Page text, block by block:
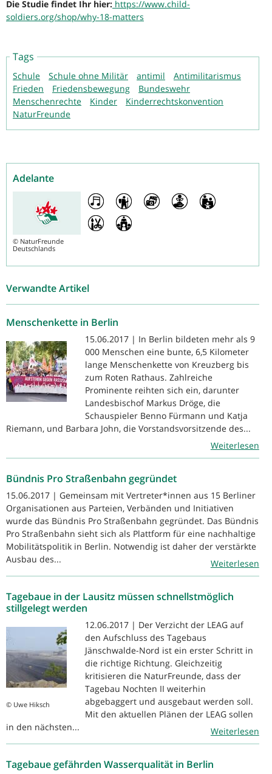
Die Studie findet Ihr hier: https://www.child-
soldiers.org/shop/why-18-matters
Tags
Schule Schule ohne Militär antimil
Antimilitarismus
Frieden
Friedensbewegung
Bundeswehr
Menschenrechte
Kinder
Kinderrechtskonvention
NaturFreunde
Adelante
© NaturFreunde
Deutschlands
Verwandte Artikel
Menschenkette in Berlin
15.06.2017 | In Berlin bildeten mehr als 9
000 Menschen eine bunte, 6,5 Kilometer
lange Menschenkette von Kreuzberg bis
zum Roten Rathaus. Zahlreiche
Prominente reihten sich ein, darunter
Landesbischof Markus Dröge, die
Schauspieler Benno Fürmann und Katja
Riemann, und Barbara John, die Vorstandsvorsitzende des...
Weiterlesen
Bündnis Pro Straßenbahn gegründet
15.06.2017 | Gemeinsam mit Vertreter*innen aus 15 Berliner
Organisationen aus Parteien, Verbänden und Initiativen
wurde das Bündnis Pro Straßenbahn gegründet. Das Bündnis
Pro Straßenbahn sieht sich als Plattform für eine nachhaltige
Mobilitätspolitik in Berlin. Notwendig ist daher der verstärkte
Ausbau des...
Weiterlesen
Tagebaue in der Lausitz müssen schnellstmöglich
stillgelegt werden
© Uwe Hiksch
12.06.2017 | Der Verzicht der LEAG auf
den Aufschluss des Tagebaus
Jänschwalde-Nord ist ein erster Schritt in
die richtige Richtung. Gleichzeitig
kritisieren die NaturFreunde, dass der
Tagebau Nochten II weiterhin
abgebaggert und ausgebaut werden soll.
Mit den aktuellen Plänen der LEAG sollen
in den nächsten...
Weiterlesen
Tagebaue gefährden Wasserqualität in Berlin